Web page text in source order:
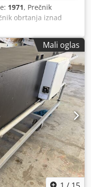
1971, Prečnik
obrtanja iznad
500 mm Priključak sa
vretena 36 mm
prenosa 18 Hod
pomak +15
cca 610 kg
m Oprema: Stezna
čaure,
(vidi sliku) Nosač
uloška
strugotine Zaštita
potiče iz obučne
Mali oglas